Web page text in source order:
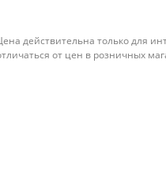
действительна только для
от цен в розничных